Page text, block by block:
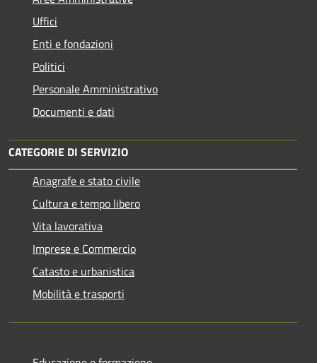
Uffici
Enti e fondazioni
Politici
Personale Amministrativo
Documenti e dati
CATEGORIE DI SERVIZIO
Anagrafe e stato civile
Cultura e tempo libero
Vita lavorativa
Imprese e Commercio
Catasto e urbanistica
Mobilità e trasporti